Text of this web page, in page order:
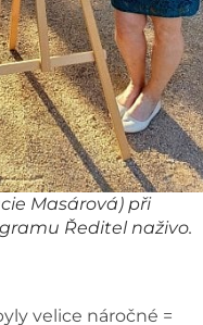
Masárová) při
Ředitel naživo.
velice náročné =